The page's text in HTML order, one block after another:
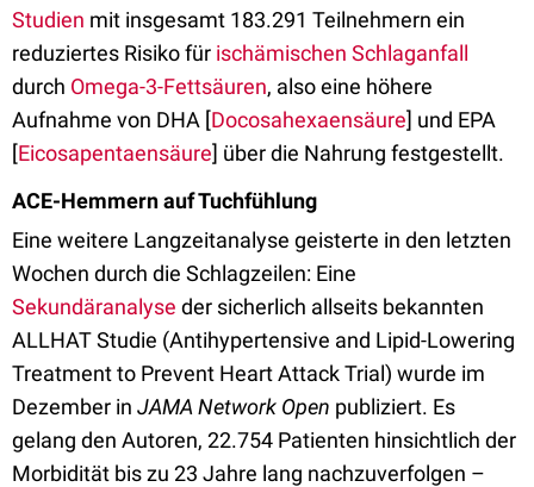
Studien mit insgesamt 183.291 Teilnehmern ein
reduziertes Risiko für ischämischen Schlaganfall
durch Omega-3-Fettsäuren, also eine höhere
Aufnahme von DHA [Docosahexaensäure] und EPA
[Eicosapentaensäure] über die Nahrung festgestellt.
ACE-Hemmern auf Tuchfühlung
Eine weitere Langzeitanalyse geisterte in den letzten
Wochen durch die Schlagzeilen: Eine
Sekundäranalyse der sicherlich allseits bekannten
ALLHAT Studie (Antihypertensive and Lipid-Lowering
Treatment to Prevent Heart Attack Trial) wurde im
Dezember in JAMA Network Open publiziert. Es
gelang den Autoren, 22.754 Patienten hinsichtlich der
Morbidität bis zu 23 Jahre lang nachzuverfolgen –